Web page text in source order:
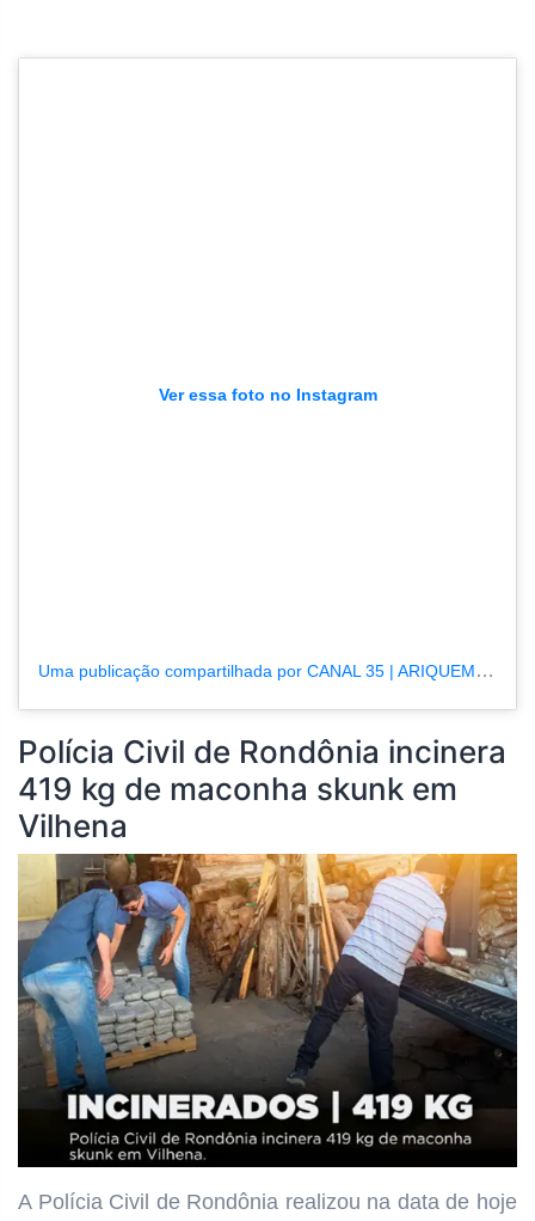
Ver essa foto no Instagram
Uma publicação compartilhada por CANAL 35 | ARIQUEMES190.COM.BR (@tvpcanal35)
Polícia Civil de Rondônia incinera
419 kg de maconha skunk em
Vilhena
A Polícia Civil de Rondônia realizou na data de hoje